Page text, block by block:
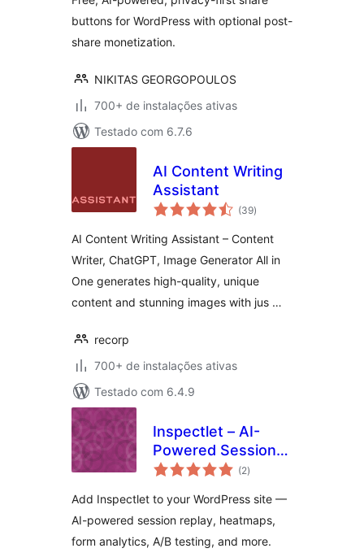
buttons for WordPress with optional post-
share monetization.
NIKITAS GEORGOPOULOS
700+ de instalações ativas
Testado com 6.7.6
AI Content Writing
Assistant
(39total
de
)
AI Content Writing Assistant – Content
Writer, ChatGPT, Image Generator All in
One generates high-quality, unique
content and stunning images with jus …
recorp
700+ de instalações ativas
Testado com 6.4.9
Inspectlet – AI-
Powered Session
Replay, Heatmaps &
(2total
de
)
Add Inspectlet to your WordPress site —
AI-powered session replay, heatmaps,
form analytics, A/B testing, and more.